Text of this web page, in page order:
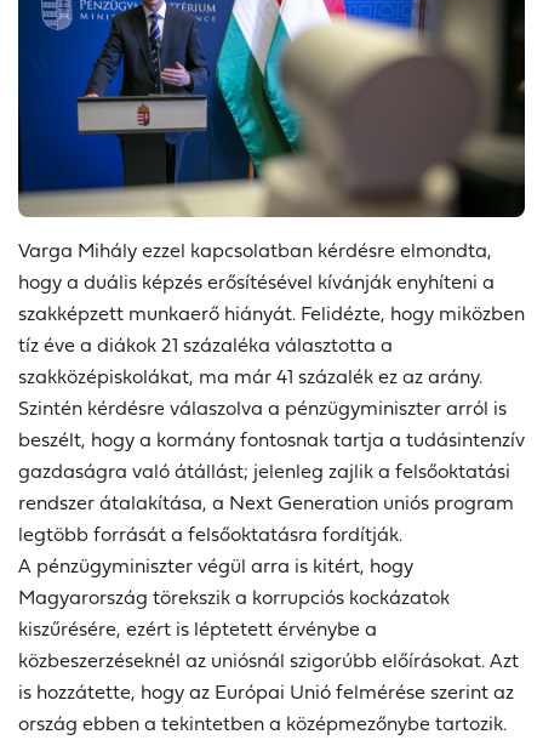
Varga Mihályezzel kapcsolatban kérdésre elmondta,
hogy a duális képzés erősítésével kívánják enyhíteni a
szakképzett munkaerő hiányát. Felidézte, hogy miközben
tíz éve a diákok 21 százaléka választotta a
szakközépiskolákat, ma már 41 százalék ez az arány.
Szintén kérdésre válaszolva a pénzügyminiszter arról is
beszélt, hogy a kormány fontosnak tartja a tudásintenzív
gazdaságra való átállást; jelenleg zajlik a felsőoktatási
rendszer átalakítása, a Next Generation uniós program
legtöbb forrását a felsőoktatásra fordítják.
A pénzügyminiszter végül arra is kitért, hogy
Magyarország törekszik a korrupciós kockázatok
kiszűrésére, ezért is léptetett érvénybe a
közbeszerzéseknél az uniósnál szigorúbb előírásokat. Azt
is hozzátette, hogy az Európai Unió felmérése szerint az
ország ebben a tekintetben a középmezőnybe tartozik.